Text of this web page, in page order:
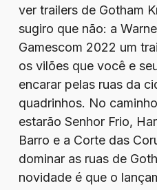
ver trailers de Gotham
sugiro que não: a
Gamescom 2022 um
os vilões que você e
encarar pelas ruas da
quadrinhos. No
estarão Senhor Frio,
Barro e a Corte das
dominar as ruas de
novidade é que o